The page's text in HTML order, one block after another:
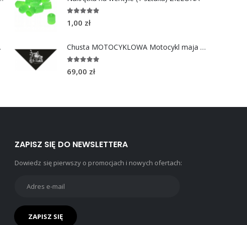
fluo
out of 5
1,00 zł
Chusta MOTOCYKLOWA Motocykl maja CHOPPERS DIVISION
out of 5
69,00 zł
ZAPISZ SIĘ DO NEWSLETTERA
Dowiedz się pierwszy o promocjach i nowych ofertach: